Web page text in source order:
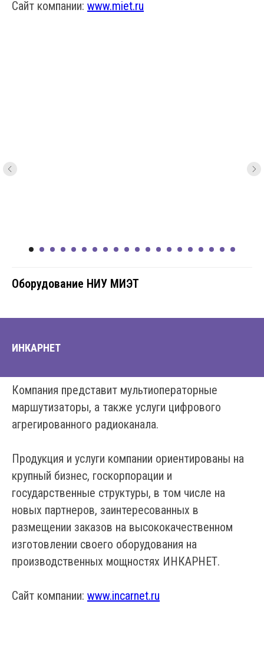
Сайт компании: www.miet.ru
Оборудование НИУ МИЭТ
ИНКАРНЕТ
Компания представит мультиоператорные
маршутизаторы, а также услуги цифрового
агрегированного радиоканала.
Продукция и услуги компании ориентированы на
крупный бизнес, госкорпорации и
государственные структуры, в том числе на
новых партнеров, заинтересованных в
размещении заказов на высококачественном
изготовлении своего оборудования на
производственных мощностях ИНКАРНЕТ.
Сайт компании: www.incarnet.ru